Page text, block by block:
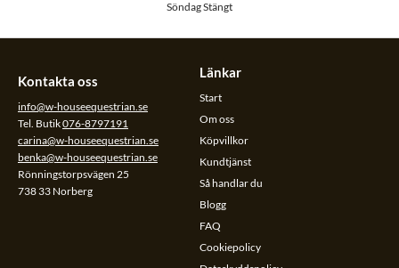
Söndag Stängt
Kontakta oss
info@w-houseequestrian.se
Tel. Butik076-8797191
carina@w-houseequestrian.se
benka@w-houseequestrian.se
Rönningstorpsvägen 25
738 33 Norberg
Länkar
Start
Om oss
Köpvillkor
Kundtjänst
Så handlar du
Blogg
FAQ
Cookiepolicy